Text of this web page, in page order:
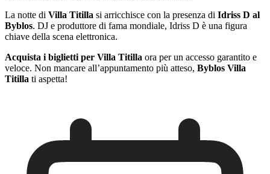
La notte di Villa Titilla si arricchisce con la presenza di Idriss D al
Byblos. DJ e produttore di fama mondiale, Idriss D è una figura
chiave della scena elettronica.
Acquista i biglietti per Villa Titilla ora per un accesso garantito e
veloce. Non mancare all’appuntamento più atteso, Byblos Villa
Titilla ti aspetta!